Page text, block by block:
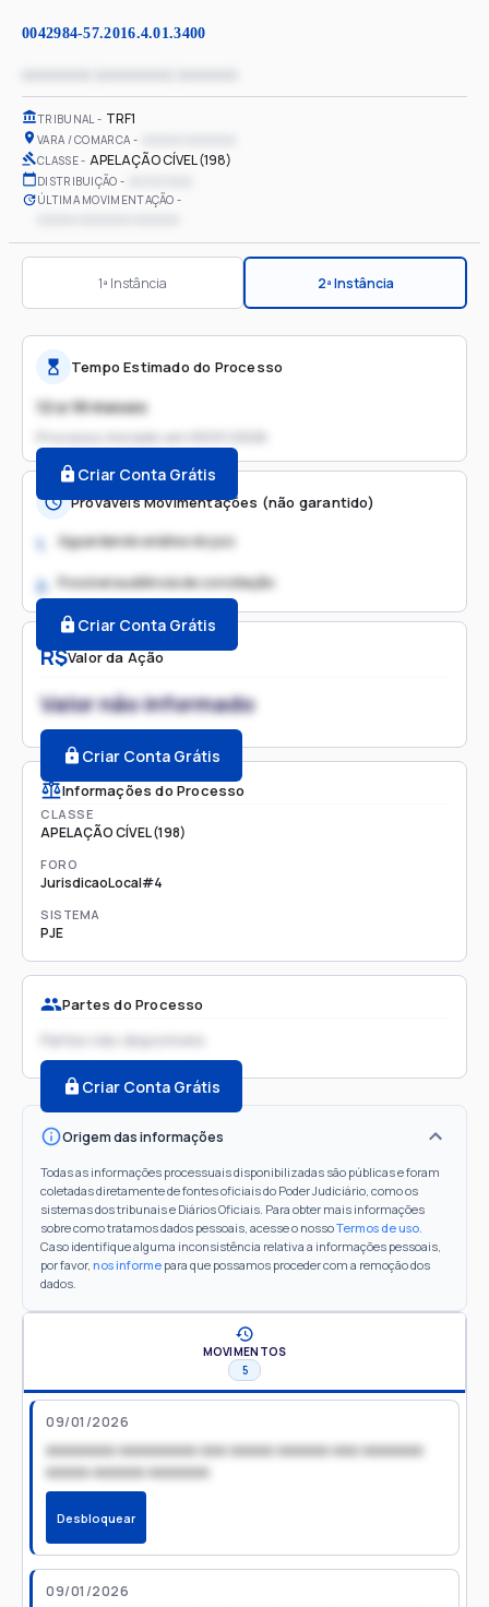
0042984-57.2016.4.01.3400
TRIBUNAL TRF1
VARA / COMARCA
CLASSE APELAÇÃO CÍVEL (198)
DISTRIBUIÇÃO
ÚLTIMA MOVIMENTAÇÃO
1ª Instância 2ª Instância
R$Valor da Ação
Valor não informado
Criar Conta Grátis
Informações do Processo
CLASSE
APELAÇÃO CÍVEL (198)
FORO
JurisdicaoLocal#4
SISTEMA
PJE
Partes do Processo
Partes não disponíveis
Criar Conta Grátis
Origem das informações
Todas as informações processuais disponibilizadas são públicas e foram
coletadas diretamente de fontes oficiais do Poder Judiciário, como os
sistemas dos tribunais e Diários Oficiais. Para obter mais informações
sobre como tratamos dados pessoais, acesse o nossoTermos de uso.
Caso identifique alguma inconsistência relativa a informações pessoais,
por favor, nos informe para que possamos proceder com a remoção dos
dados.
Tempo Estimado do Processo
12 a 18 meses
Processo iniciado em
Criar Conta Grátis
Prováveis Movimentações (não garantido)
1. Aguardando análise do juiz
2. Possível audiência de conciliação
Criar Conta Grátis
MOVIMENTOS
5
09/01/2026
xxxxxxxx xxxxxxxxx xxx xxxxx xxxxxx xxx xxxxxxx
xxxxx xxxxxx xxxxxxx
Desbloquear
09/01/2026